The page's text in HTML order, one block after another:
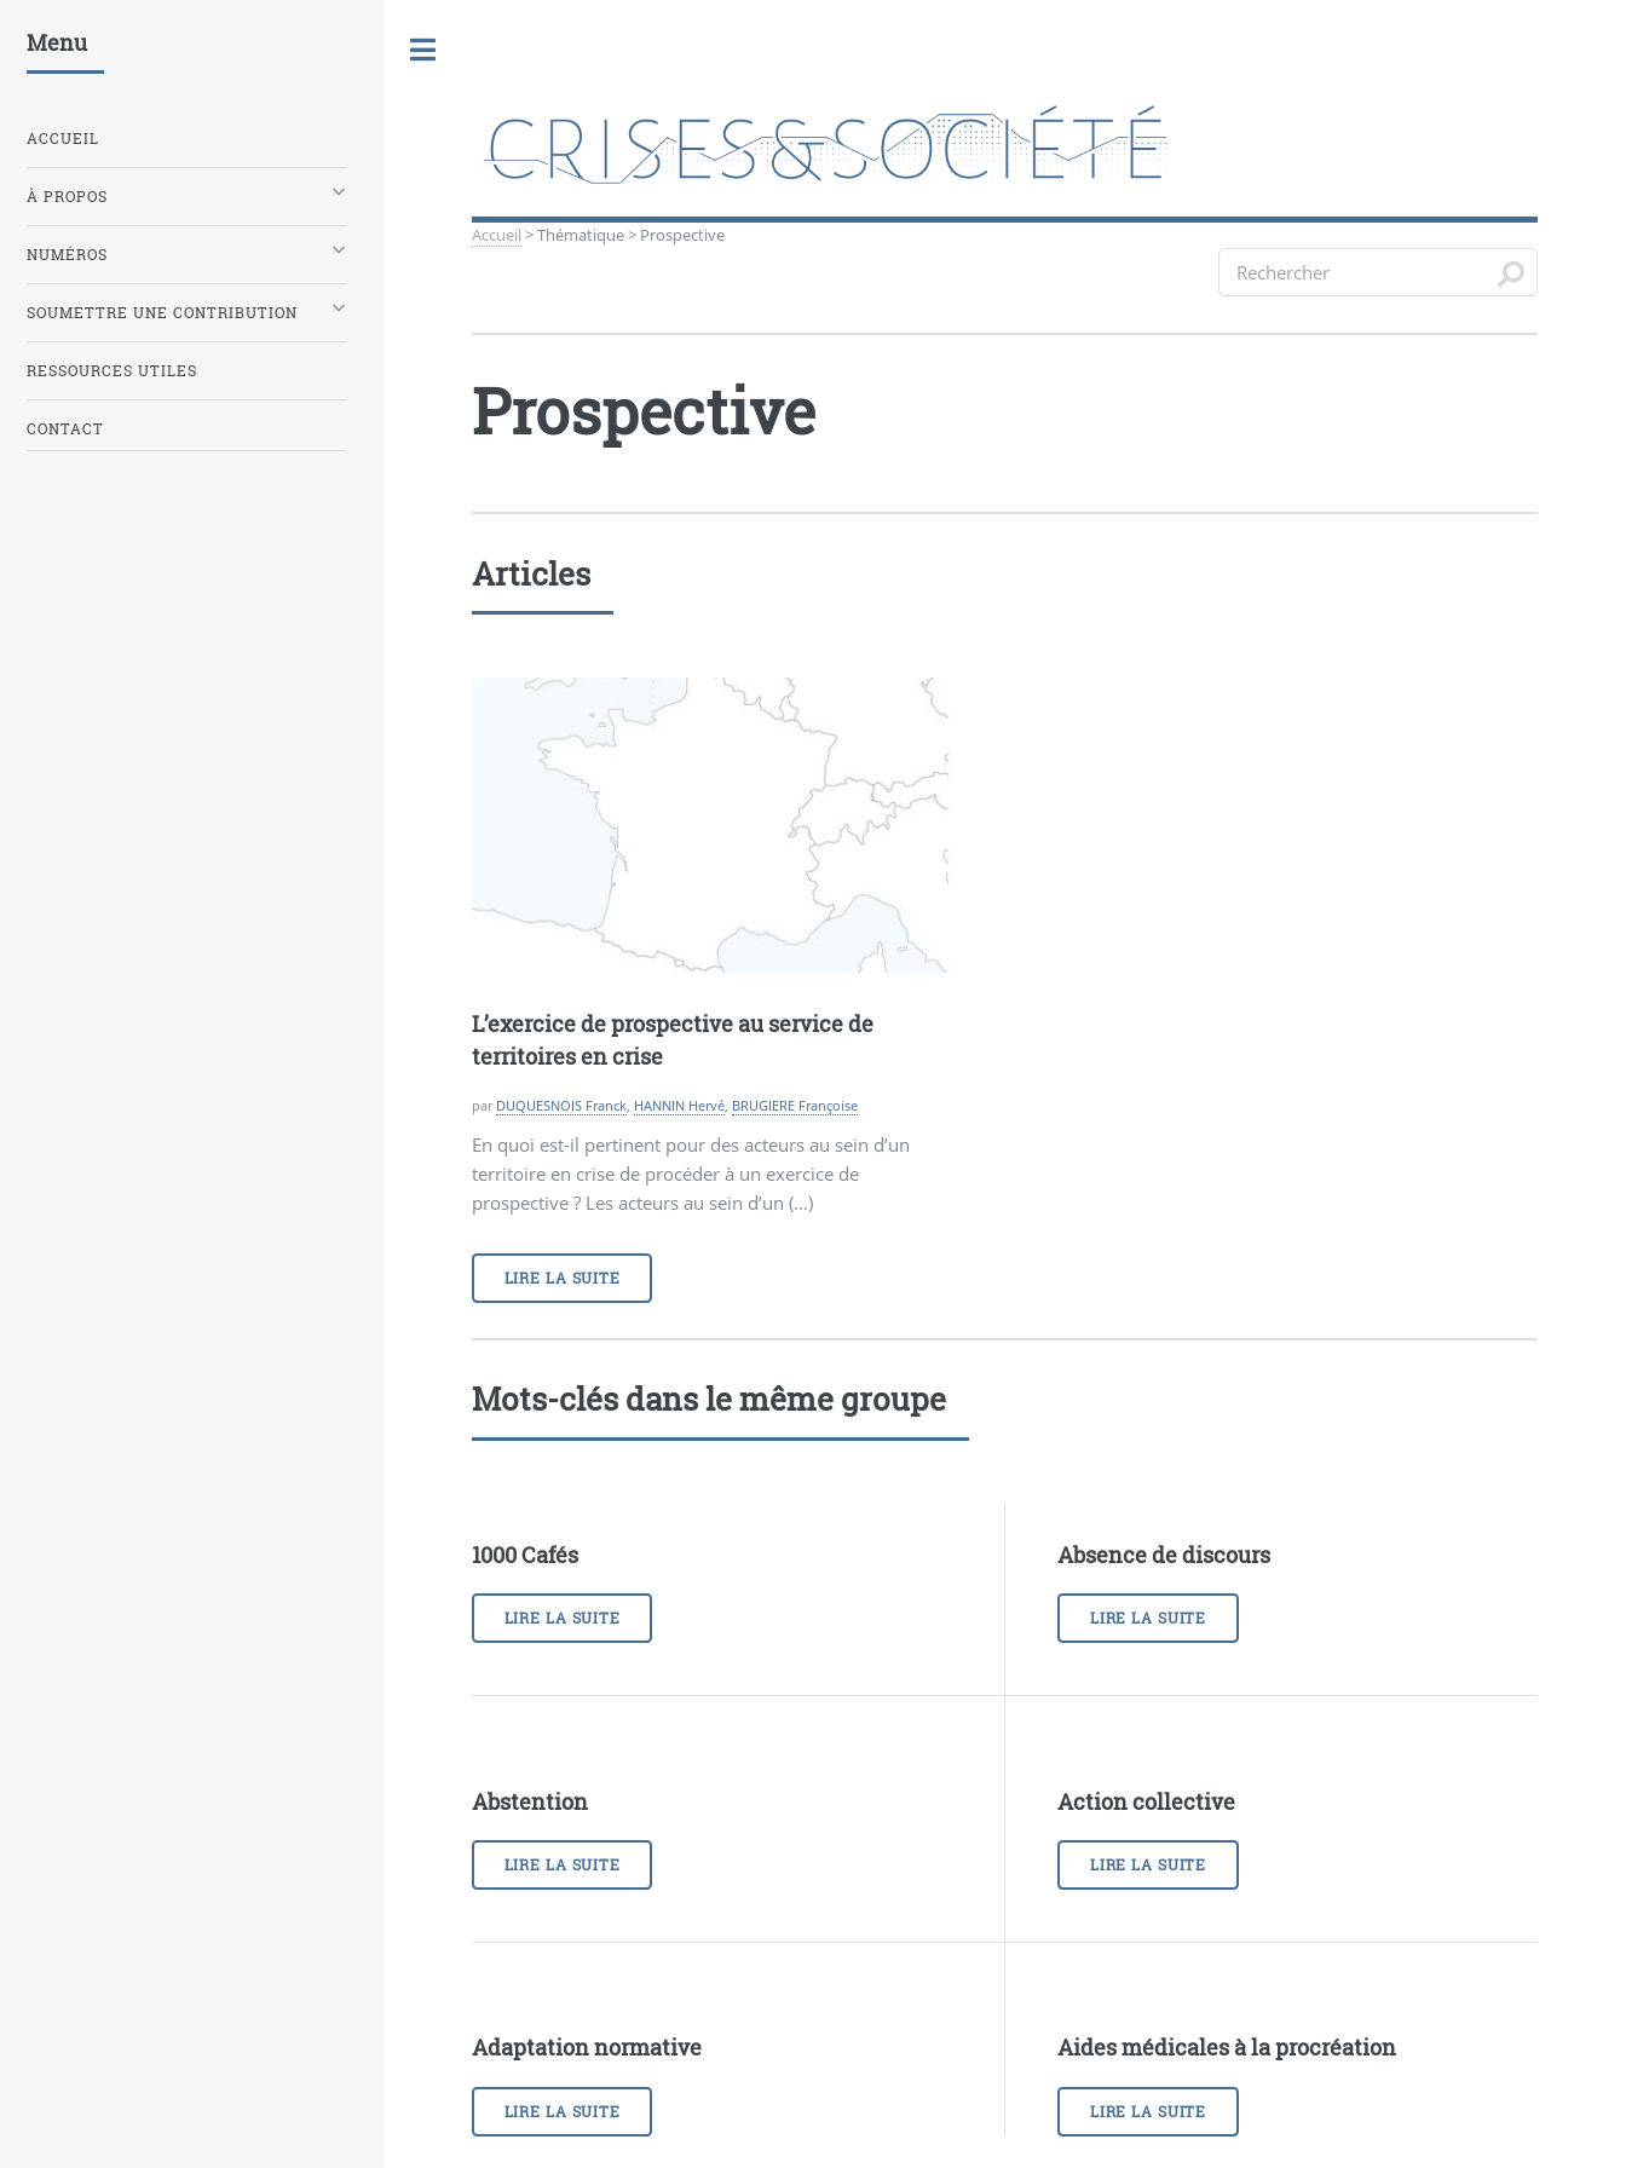
Accueil >Thématique> Prospective
Prospective
Articles
L’exercice de prospective au service de
territoires en crise
par DUQUESNOIS Franck, HANNIN Hervé, BRUGIERE Françoise
En quoi est-il pertinent pour des acteurs au sein d’un
territoire en crise de procéder à un exercice de
prospective ? Les acteurs au sein d’un (…)
LIRE LA SUITE
Mots-clés dans le même groupe
1000 Cafés
LIRE LA SUITE
Absence de discours
LIRE LA SUITE
Abstention
LIRE LA SUITE
Action collective
LIRE LA SUITE
Adaptation normative
LIRE LA SUITE
Aides médicales à la procréation
LIRE LA SUITE
Menu
ACCUEIL
À PROPOS
NUMÉROS
SOUMETTRE UNE CONTRIBUTION
RESSOURCES UTILES
CONTACT